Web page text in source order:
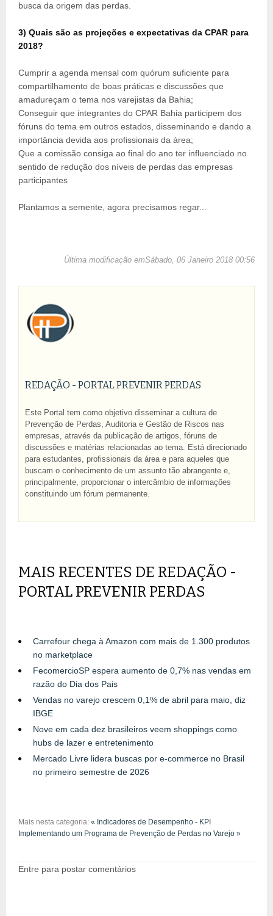
busca da origem das perdas.
3) Quais são as projeções e expectativas da CPAR para
2018?
Cumprir a agenda mensal com quórum suficiente para
compartilhamento de boas práticas e discussões que
amadureçam o tema nos varejistas da Bahia;
Conseguir que integrantes do CPAR Bahia participem dos
fóruns do tema em outros estados, disseminando e dando a
importância devida aos profissionais da área;
Que a comissão consiga ao final do ano ter influenciado no
sentido de redução dos níveis de perdas das empresas
participantes
Plantamos a semente, agora precisamos regar...
Última modificação emSábado, 06 Janeiro 2018 00:56
REDAÇÃO - PORTAL PREVENIR PERDAS
Este Portal tem como objetivo disseminar a cultura de
Prevenção de Perdas, Auditoria e Gestão de Riscos nas
empresas, através da publicação de artigos, fóruns de
discussões e matérias relacionadas ao tema. Está direcionado
para estudantes, profissionais da área e para aqueles que
buscam o conhecimento de um assunto tão abrangente e,
principalmente, proporcionar o intercâmbio de informações
constituindo um fórum permanente.
MAIS RECENTES DE REDAÇÃO -
PORTAL PREVENIR PERDAS
Carrefour chega à Amazon com mais de 1.300 produtos
no marketplace
FecomercioSP espera aumento de 0,7% nas vendas em
razão do Dia dos Pais
Vendas no varejo crescem 0,1% de abril para maio, diz
IBGE
Nove em cada dez brasileiros veem shoppings como
hubs de lazer e entretenimento
Mercado Livre lidera buscas por e-commerce no Brasil
no primeiro semestre de 2026
Mais nesta categoria: « Indicadores de Desempenho - KPI
Implementando um Programa de Prevenção de Perdas no Varejo »
Entre para postar comentários